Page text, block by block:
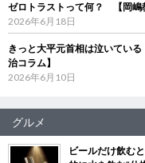
ゼロトラストって何？ 【岡嶋
2026年6月18日
きっと大平元首相は泣いてい
治コラム】
2026年6月10日
グルメ
ビールだけ飲む